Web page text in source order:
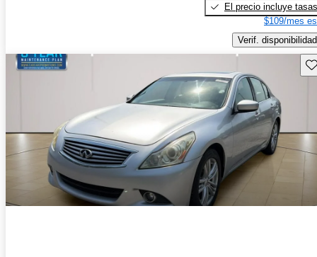
El precio incluye tasas
$109/mes
Verif. disponibilidad